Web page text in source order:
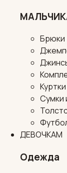
Брюки
Куртки
Сумки
ДЕВОЧКАМ
Одежда